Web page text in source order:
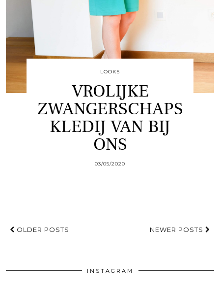
LOOKS
VROLIJKE
ZWANGERSCHAPS
KLEDIJ VAN BIJ
ONS
03/05/2020
OLDER POSTS NEWER POSTS
INSTAGRAM